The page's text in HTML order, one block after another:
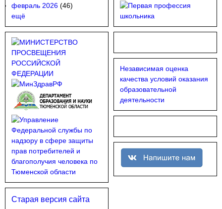
февраль 2026 (46)
ещё
Старая версия сайта
Независимая оценка
качества условий оказания
образовательной
деятельности